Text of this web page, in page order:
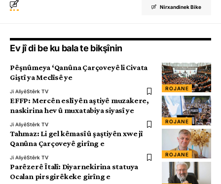
Nirxandinek Bike
Ev jî di be ku bala te bikşînin
ROJANE
Pêşnûmeya ‘Qanûna Çarçoveyê li Civata
Giştî ya Meclîsê ye
Ji AliyêStêrk TV
ROJANE
EFFP: Mercên eslî yên aştiyê muzakere,
naskirina hev û muxatabiya siyasî ye
Ji AliyêStêrk TV
ROJANE
Tahmaz: Li gel kêmasî û şaştiyên xwe jî
Qanûna Çarçoveyê girîng e
Ji AliyêStêrk TV
Parêzerê Îtalî: Diyarnekirina statuya
Ocalan pirsgirêkeke girîng e